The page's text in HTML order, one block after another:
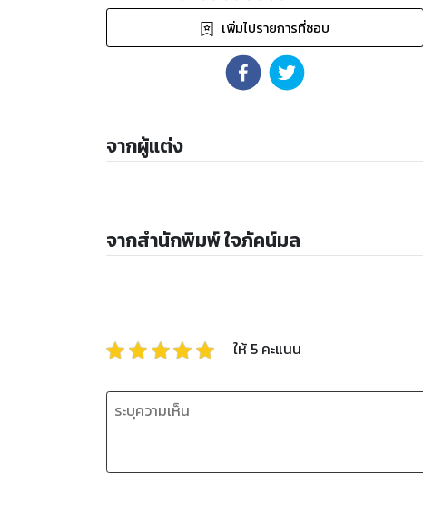
เพิ่มไปรายการที่ชอบ
จากผู้แต่ง
จากสำนักพิมพ์ ใจภัคน์มล
ให้ 5 คะแนน